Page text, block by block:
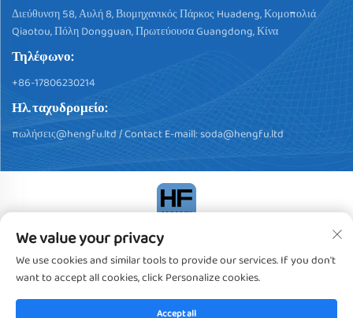
Διεύθυνση 58, Αυλή 8, Βιομηχανικός Πάρκος Huadeng, Κομοπολιά
Qiaotou, Πόλη Dongguan, Πρωτεύουσα Guangdong, Κίνα
Τηλέφωνο:
+86-17806230214
Ηλ. ταχυδρομείο:
πωλήσεις@hengfu.ltd/ Contact E-maill:soda@hengfu.ltd
Δικαιώματα πνευματικής ιδιοκτησίας © 2024, Dongguan Hengfu
Plastic Products Co., Ltd. Πάντα τα δικαιώματα κατεχόμενα
Πολιτική Απορρήτου
We value your privacy
We use cookies and similar tools to provide our services. If you don't
want to accept all cookies, click Personalize cookies.
Accept all